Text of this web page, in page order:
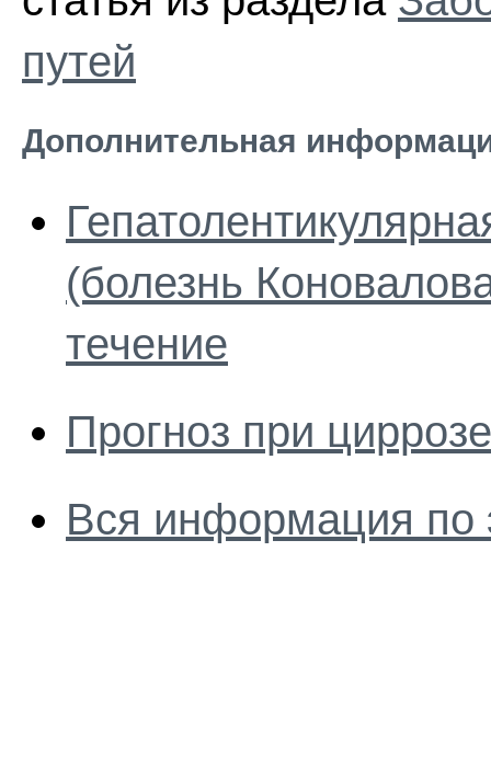
путей
Дополнительная
(болезнь
течение
Прогноз при
Вся информация по